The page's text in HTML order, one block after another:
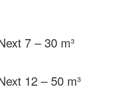
7 – 30 m³
12 – 50 m³